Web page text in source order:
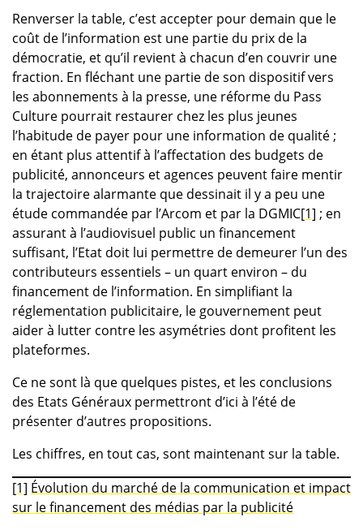
Renverser la table, c’est accepter pour demain que le
coût de l’information est une partie du prix de la
démocratie, et qu’il revient à chacun d’en couvrir une
fraction. En fléchant une partie de son dispositif vers
les abonnements à la presse, une réforme du Pass
Culture pourrait restaurer chez les plus jeunes
l’habitude de payer pour une information de qualité ;
en étant plus attentif à l’affectation des budgets de
publicité, annonceurs et agences peuvent faire mentir
la trajectoire alarmante que dessinait il y a peu une
étude commandée par l’Arcom et par la DGMIC[1] ; en
assurant à l’audiovisuel public un financement
suffisant, l’Etat doit lui permettre de demeurer l’un des
contributeurs essentiels – un quart environ – du
financement de l’information. En simplifiant la
réglementation publicitaire, le gouvernement peut
aider à lutter contre les asymétries dont profitent les
plateformes.
Ce ne sont là que quelques pistes, et les conclusions
des Etats Généraux permettront d’ici à l’été de
présenter d’autres propositions.
Les chiffres, en tout cas, sont maintenant sur la table.
[1] Évolution du marché de la communication et impact
sur le financement des médias par la publicité